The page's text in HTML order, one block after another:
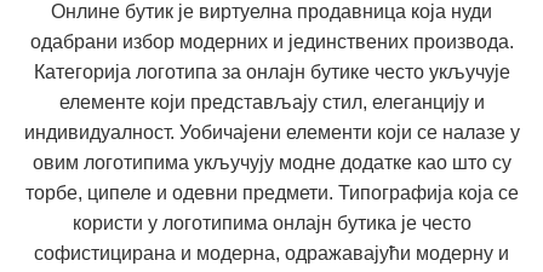
Онлине бутик је виртуелна продавница која нуди
одабрани избор модерних и јединствених производа.
Категорија логотипа за онлајн бутике често укључује
елементе који представљају стил, елеганцију и
индивидуалност. Уобичајени елементи који се налазе у
овим логотипима укључују модне додатке као што су
торбе, ципеле и одевни предмети. Типографија која се
користи у логотипима онлајн бутика је често
софистицирана и модерна, одражавајући модерну и